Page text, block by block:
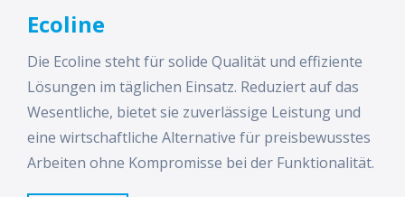
Ecoline
Die Ecoline steht für solide Qualität und effiziente
Lösungen im täglichen Einsatz. Reduziert auf das
Wesentliche, bietet sie zuverlässige Leistung und
eine wirtschaftliche Alternative für preisbewusstes
Arbeiten ohne Kompromisse bei der Funktionalität.